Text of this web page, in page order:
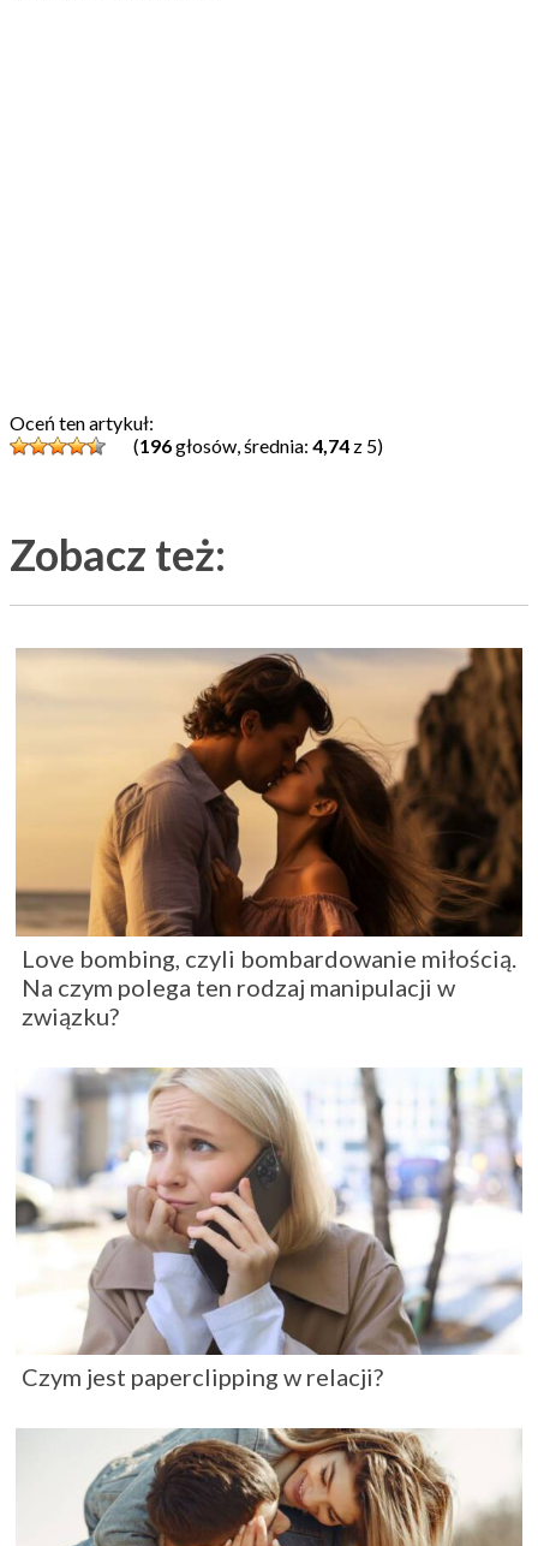
Oceń ten artykuł:
(196głosów, średnia: 4,74 z 5)
Zobacz też:
Love bombing, czyli bombardowanie miłością.
Na czym polega ten rodzaj manipulacji w
związku?
Czym jest paperclipping w relacji?